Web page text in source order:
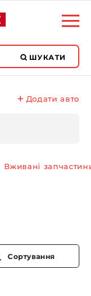
ШУКАТИ
Додати авто
Вживані
Сортування